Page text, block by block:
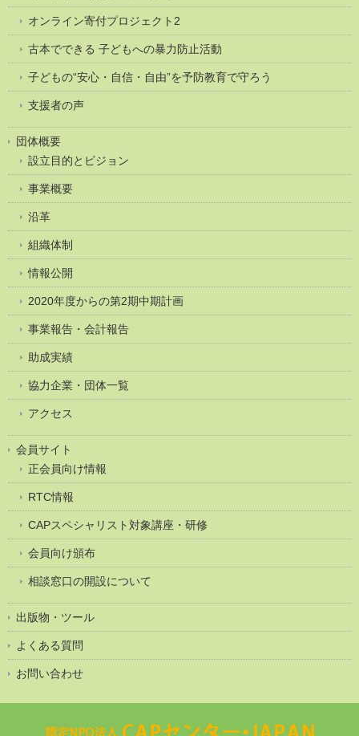
オンライン寄付プロジェクト2
古本でできる 子どもへの暴力防止活動
子どもの“安心・自信・自由”を予防教育で守ろう
支援者の声
団体概要
設立目的とビジョン
事業概要
沿革
組織体制
情報公開
2020年度からの第2期中期計画
事業報告・会計報告
助成実績
協力企業・団体一覧
アクセス
会員サイト
正会員向け情報
RTC情報
CAPスペシャリスト対象講座・研修
会員向け頒布
相談窓口の開設について
出版物・ツール
よくある質問
お問い合わせ